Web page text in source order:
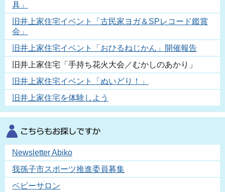
具」
旧井上家住宅イベント「古民家ヨガ＆SPレコード鑑賞
会」
旧井上家住宅イベント「おひるねじかん」開催報告
旧井上家住宅「手持ち花火大会／むかしのあかり」
旧井上家住宅イベント「ぬいどり！」
旧井上家住宅を体験しよう
Newsletter Abiko
我孫子市スポーツ推進委員募集
ベビーサロン